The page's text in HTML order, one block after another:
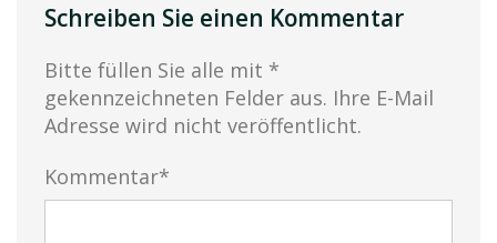
Schreiben Sie einen Kommentar
Bitte füllen Sie alle mit *
gekennzeichneten Felder aus. Ihre E-Mail
Adresse wird nicht veröffentlicht.
Kommentar*